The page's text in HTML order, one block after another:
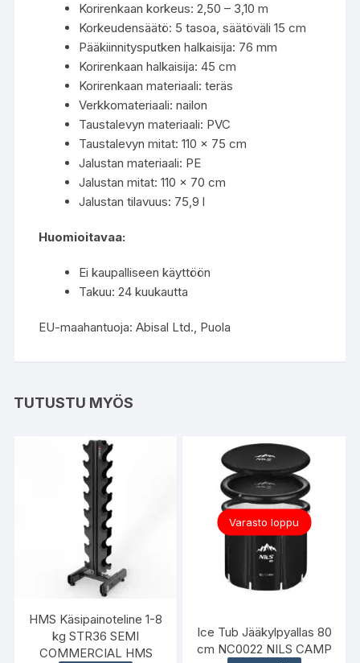
Korirenkaan korkeus: 2,50 – 3,10 m
Korkeudensäätö: 5 tasoa, säätöväli 15 cm
Pääkiinnitysputken halkaisija: 76 mm
Korirenkaan halkaisija: 45 cm
Korirenkaan materiaali: teräs
Verkkomateriaali: nailon
Taustalevyn materiaali: PVC
Taustalevyn mitat: 110 x 75 cm
Jalustan materiaali: PE
Jalustan mitat: 110 x 70 cm
Jalustan tilavuus: 75,9 l
Huomioitavaa:
Ei kaupalliseen käyttöön
Takuu: 24 kuukautta
EU-maahantuoja: Abisal Ltd., Puola
TUTUSTU MYÖS
HMS Käsipainoteline 1-8
kg STR36 SEMI
COMMERCIAL HMS
Varasto loppu
Ice Tub Jääkylpyallas 80
cm NC0022 NILS CAMP